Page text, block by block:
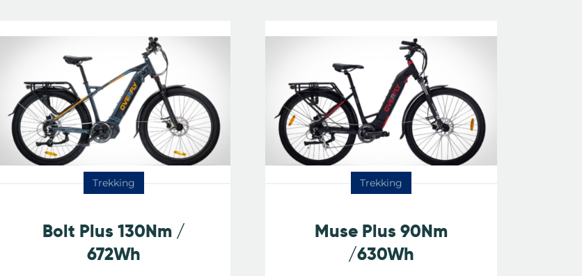
Trekking
Bolt Plus 130Nm /
672Wh
Trekking
Muse Plus 90Nm
/630Wh